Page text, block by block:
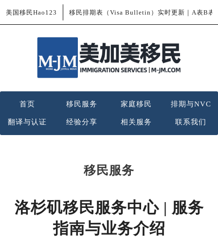
美国移民Hao123 移民排期表（Visa Bulletin）实时更新｜A表B表
首页 移民服务 家庭移民 排期与NVC
翻译与认证 经验分享 相关服务 联系我们
移民服务
洛杉矶移民服务中心 | 服务
指南与业务介绍